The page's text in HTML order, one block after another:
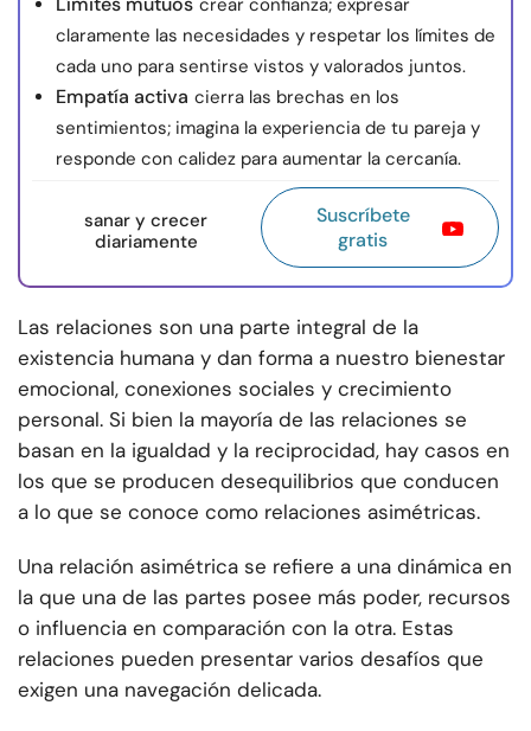
crear confianza; expresar
claramente las necesidades y respetar los límites de
cada uno para sentirse vistos y valorados juntos.
Empatía activa cierra las brechas en los
sentimientos; imagina la experiencia de tu pareja y
responde con calidez para aumentar la cercanía.
sanar y crecer
diariamente
Suscríbete
gratis
Las relaciones son una parte integral de la
existencia humana y dan forma a nuestro bienestar
emocional, conexiones sociales y crecimiento
personal. Si bien la mayoría de las relaciones se
basan en la igualdad y la reciprocidad, hay casos en
los que se producen desequilibrios que conducen
a lo que se conoce como relaciones asimétricas.
Una relación asimétrica se refiere a una dinámica en
la que una de las partes posee más poder, recursos
o influencia en comparación con la otra. Estas
relaciones pueden presentar varios desafíos que
exigen una navegación delicada.